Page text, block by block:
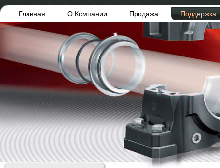
Главная О Компании Продажа Поддержка